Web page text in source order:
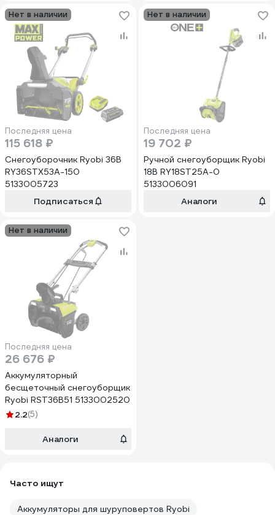
Нет в наличии
Последняя цена
115 618 ₽
Снегоуборочник Ryobi 36В
RY36STX53A-150
5133005723
Подписаться
Нет в наличии
Последняя цена
19 702 ₽
Ручной снегоуборщик Ryobi
18В RY18ST25A-0
5133006091
Аналоги
Нет в наличии
Последняя цена
26 676 ₽
Аккумуляторный
бесщеточный снегоуборщик
Ryobi RST36B51 5133002520
2.2(5)
Аналоги
Часто ищут
Аккумуляторы для шуруповертов Ryobi